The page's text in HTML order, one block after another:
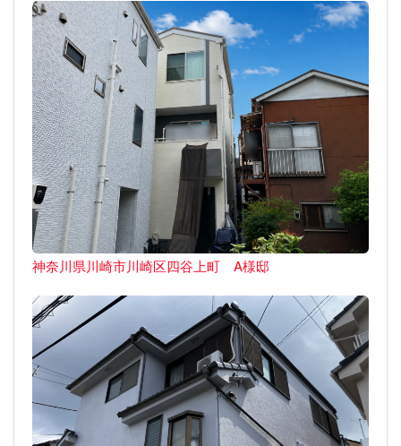
神奈川県川崎市川崎区四谷上町 A様邸